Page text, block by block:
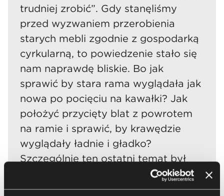
trudniej zrobić”. Gdy stanęliśmy
przed wyzwaniem przerobienia
starych mebli zgodnie z gospodarką
cyrkularną, to powiedzenie stało się
nam naprawdę bliskie. Bo jak
sprawić by stara rama wyglądała jak
nowa po pocięciu na kawałki? Jak
położyć przycięty blat z powrotem
na ramie i sprawić, by krawędzie
wyglądały ładnie i gładko?
Szczególnie ten ostatni temat był
trudny: ze względu na kompaktowe
blaty nie było możliwości recyklingu